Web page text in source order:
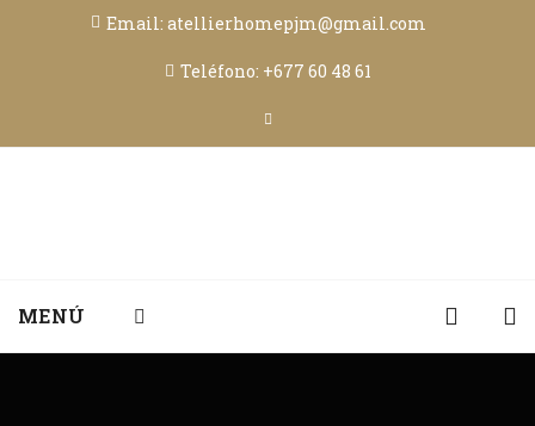
Email: atellierhomepjm@gmail.com
Teléfono: +677 60 48 61
MENÚ